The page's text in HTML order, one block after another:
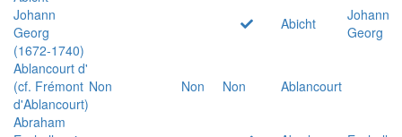
Johann
Georg
(1672-1740)
Abicht
Johann
Georg
Ablancourt d'
(cf. Frémont
d'Ablancourt)
Non Non Non
Ablancourt
Abraham